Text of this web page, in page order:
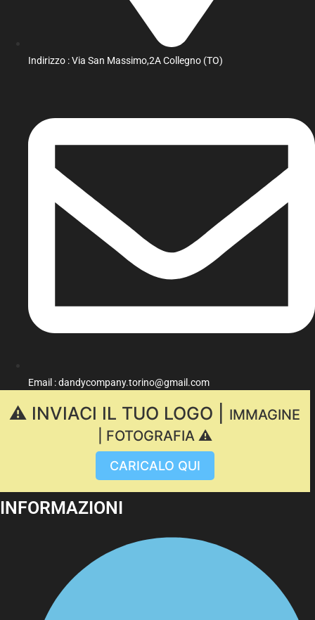
Indirizzo : Via San Massimo,2A Collegno (TO)
Email : dandycompany.torino@gmail.com
⚠️ INVIACI IL TUO LOGO |
IMMAGINE
| FOTOGRAFIA ⚠️
CARICALO QUI
INFORMAZIONI